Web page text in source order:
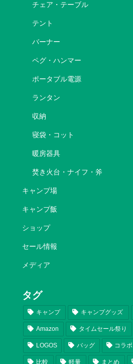
チェア・テーブル
テント
バーナー
ペグ・ハンマー
ポータブル電源
ランタン
収納
寝袋・コット
暖房器具
焚き火台・ナイフ・斧
キャンプ場
キャンプ飯
ショップ
セール情報
メディア
タグ
キャンプ キャンプグッズ
Amazon タイムセール祭り
LOGOS バッグ コラボ
比較 軽量 まとめ